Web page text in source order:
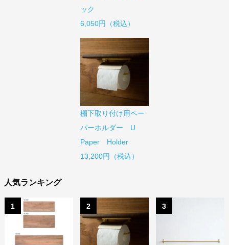
ック
6,050円（税込）
棚下取り付け用ペー
パーホルダー U
Paper Holder
13,200円（税込）
人気ランキング
1 2 3